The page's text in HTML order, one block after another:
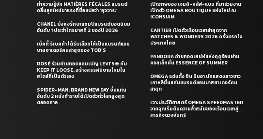
ทำความรู้จัก MATIÈRES FÉCALES แบรนด์
คลื่นลูกใหม่มาแรงที่ชื่อแปลว่า ‘อุจจาระ’
CHANEL ยังคงรักษาแชมป์แบรนด์ยอดนิยม
อันดับ 1 ประจำไตรมาสที่ 2 ของปี 2026
เบ็คกี้ รีเบคก้า ได้รับเลือกให้เป็นแบรนด์แอม
บาสซาเดอร์คนล่าสุดของ TOD’S
ROSÉ ร่วมถ่ายทอดแคมเปญ LEVI’S® กับ
KEEP IT LOOSE. สร้างสรรค์นิยามใหม่ใน
สไตล์ที่เป็นตัวเอง
SPIDER-MAN: BRAND NEW DAY ขึ้นแท่น
อันดับ 2 หนังทำรายได้เปิดตัวทั่วโลกสูงสุด
ตลอดกาล
เปิดภาพของ เจมส์-กลัฟ-แบม ที่มาร่วมงาน
เปิดตัว OMEGA BOUTIQUE แห่งใหม่ ณ
ICONSIAM
CARTIER เปิดตัวเรือนเวลาล่าสุดจาก
WATCHES & WONDERS 2026 ครั้งแรกใน
ประเทศไทย
PANDORA ถ่ายทอดเสน่ห์แห่งฤดูร้อนผ่าน
คอลเล็กชั่น ESSENCE OF SUMMER
OMEGA แต่งตั้ง ชิน มินอา นักแสดงสาวชาว
เกาหลีขึ้นแท่นแบรนด์แอมบาสซาเดอร์คน
ล่าสุด
เจาะประวัติศาสตร์ OMEGA SPEEDMASTER
จากจุดเริ่มต้นความล้ำสมัยของเรือนเวลาสู่
ภารกิจดวงจันทร์